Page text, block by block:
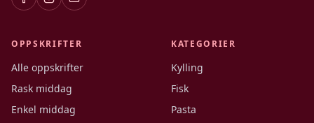
OPPSKRIFTER
Alle oppskrifter
Rask middag
Enkel middag
KATEGORIER
Kylling
Fisk
Pasta